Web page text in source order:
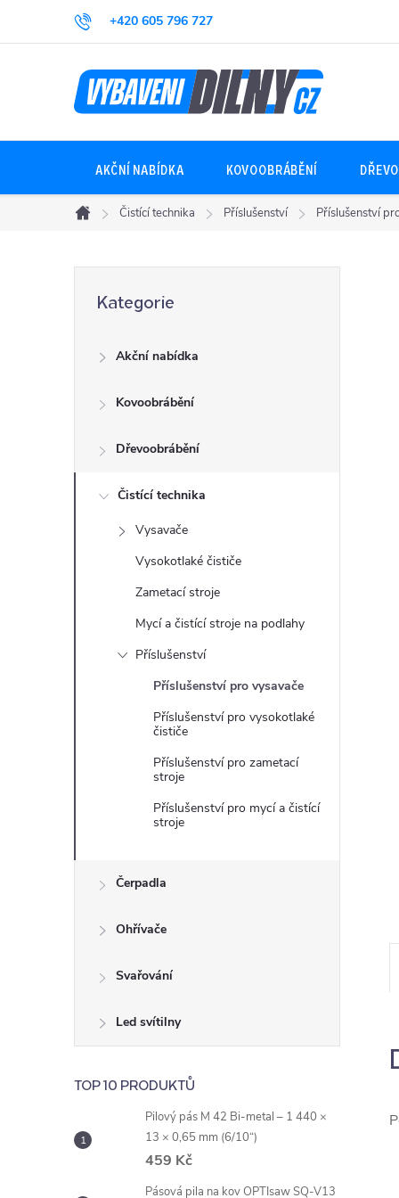
+420 605 796 727
AKČNÍ NABÍDKA KOVOOBRÁBĚNÍ
Domů
Čistící technika Příslušenství Příslušenství
r
l
kategorie
Kategorie
Akční nabídka
Kovoobrábění
Dřevoobrábění
Čistící technika
Vysavače
Vysokotlaké čističe
Zametací stroje
Mycí a čistící stroje na podlahy
Příslušenství
Příslušenství pro vysavače
Příslušenství pro vysokotlaké
čističe
Příslušenství pro zametací
stroje
Příslušenství pro mycí a čistící
stroje
Čerpadla
Ohřívače
Svařování
Led svítilny
TOP 10 PRODUKTŮ
Pilový pás M 42 Bi-metal – 1 440 ×
13 × 0,65 mm (6/10“)
459 Kč
Pásová pila na kov OPTIsaw SQ-V13